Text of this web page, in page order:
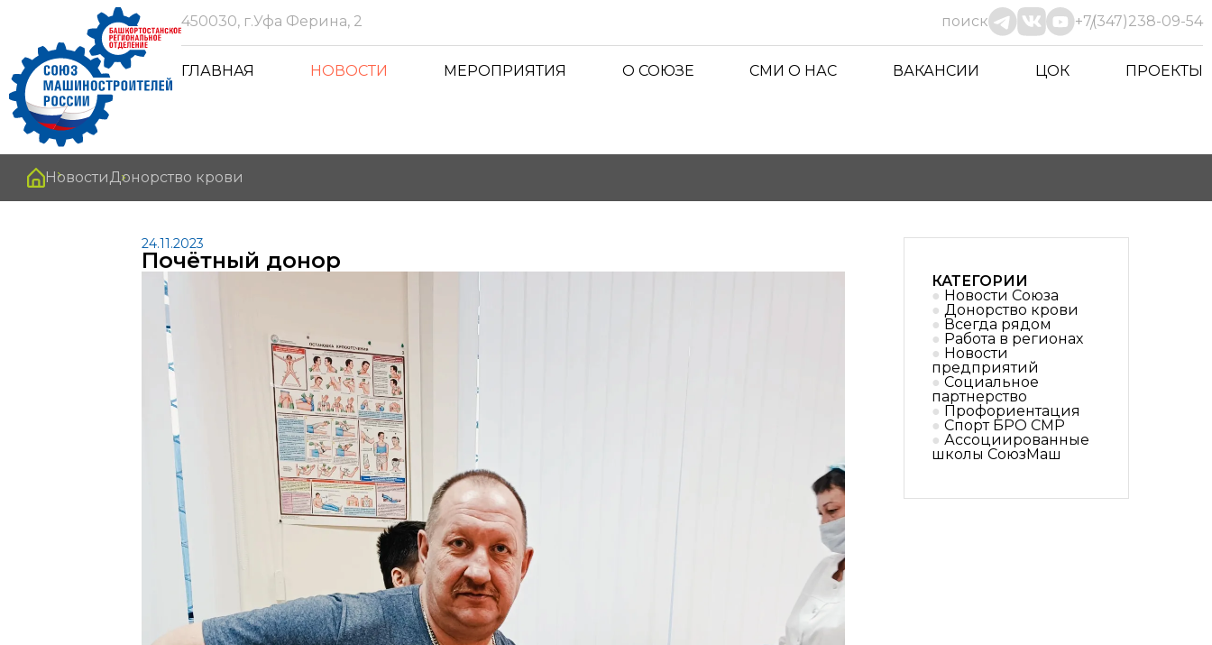
450030, г.Уфа Ферина, 2 поиск +7(347)238-09-54
ГЛАВНАЯ НОВОСТИ МЕРОПРИЯТИЯ О СОЮЗЕ СМИ О НАС ВАКАНСИИ ЦОК ПРОЕКТЫ
НовостиДонорство крови
24.11.2023
Почётный донор
КАТЕГОРИИ
Новости Союза
Донорство крови
Всегда рядом
Работа в регионах
Новости
предприятий
Социальное
партнерствo
Профориентация
Спорт БРО СМР
Ассоциированные
школы СоюзМаш